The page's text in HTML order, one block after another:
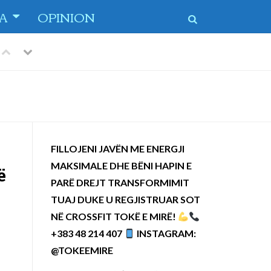
OPINION
-
PreviousNext
FILLOJENI JAVËN ME ENERGJI
MAKSIMALE DHE BËNI HAPIN E
PARË DREJT TRANSFORMIMIT
TUAJ DUKE U REGJISTRUAR SOT
NË CROSSFIT TOKË E MIRË!
+383 48 214 407
INSTAGRAM:
@TOKEEMIRE